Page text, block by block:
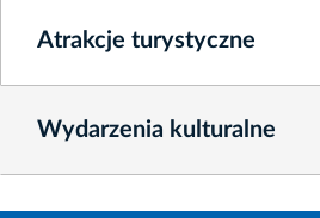
Atrakcje turystyczne
Wydarzenia kulturalne